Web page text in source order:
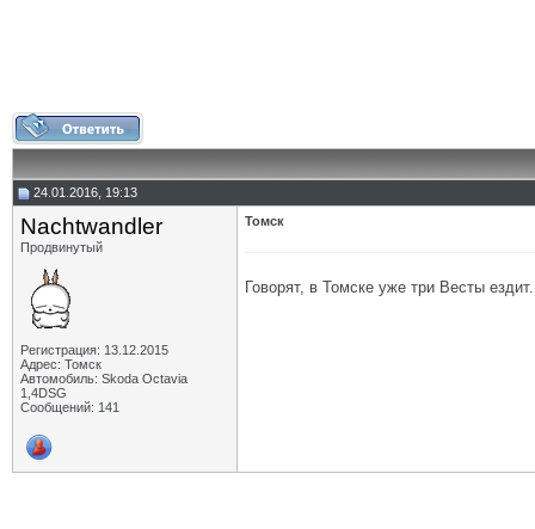
24.01.2016, 19:13
Nachtwandler
Продвинутый
Регистрация: 13.12.2015
Адрес: Томск
Автомобиль: Skoda Octavia
1,4DSG
Сообщений: 141
Томск
Говорят, в Томске уже три Весты